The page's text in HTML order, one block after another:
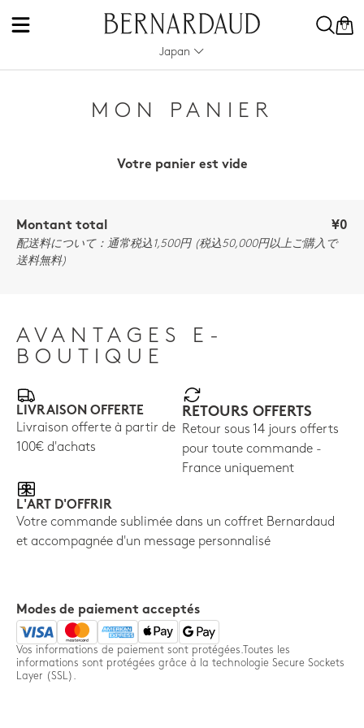
0
Japan
MON PANIER
Votre panier est vide
Montant total ¥0
配送料について：通常税込1,500円 (税込50,000円以上ご購入で
送料無料)
AVANTAGES E-
BOUTIQUE
LIVRAISON OFFERTE
Livraison offerte à partir de
100€ d'achats
RETOURS OFFERTS
Retour sous 14 jours offerts
pour toute commande -
France uniquement
L'ART D'OFFRIR
Votre commande sublimée dans un coffret Bernardaud
et accompagnée d'un message personnalisé
Modes de paiement acceptés
Vos informations de paiement sont protégées.Toutes les
informations sont protégées grâce à la technologie Secure Sockets
Layer (SSL).